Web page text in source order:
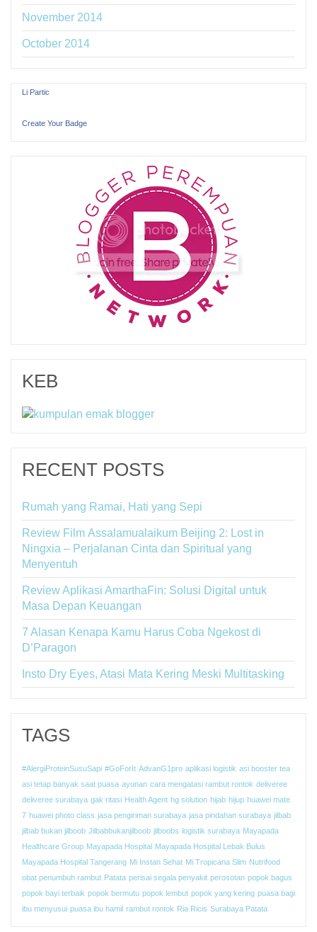
November 2014
October 2014
Li Partic
Create Your Badge
KEB
RECENT POSTS
Rumah yang Ramai, Hati yang Sepi
Review Film Assalamualaikum Beijing 2: Lost in
Ningxia – Perjalanan Cinta dan Spiritual yang
Menyentuh
Review Aplikasi AmarthaFin: Solusi Digital untuk
Masa Depan Keuangan
7 Alasan Kenapa Kamu Harus Coba Ngekost di
D’Paragon
Insto Dry Eyes, Atasi Mata Kering Meski Multitasking
TAGS
#AlergiProteinSusuSapi #GoForIt AdvanG1pro aplikasi logistik asi booster tea
asi tetap banyak saat puasa ayunan cara mengatasi rambut rontok deliveree
deliveree surabaya gak ritasi Health Agent hg solution hijab hijup huawei mate
7 huawei photo class jasa pengiriman surabaya jasa pindahan surabaya jilbab
jilbab bukan jilboob Jilbabbukanjilboob jilboobs logistik surabaya Mayapada
Healthcare Group Mayapada Hospital Mayapada Hospital Lebak Bulus
Mayapada Hospital Tangerang Mi Instan Sehat Mi Tropicana Slim Nutrifood
obat penumbuh rambut Patata perisai segala penyakit perosotan popok bagus
popok bayi terbaik popok bermutu popok lembut popok yang kering puasa bagi
ibu menyusui puasa ibu hamil rambut rontok Ria Ricis Surabaya Patata